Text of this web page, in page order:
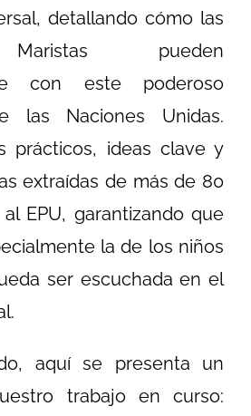
detallando cómo las
pueden
con este poderoso
las Naciones Unidas.
prácticos, ideas clave y
extraídas de más de 80
EPU, garantizando que
la de los niños
ser escuchada en el
aquí se presenta un
trabajo en curso: